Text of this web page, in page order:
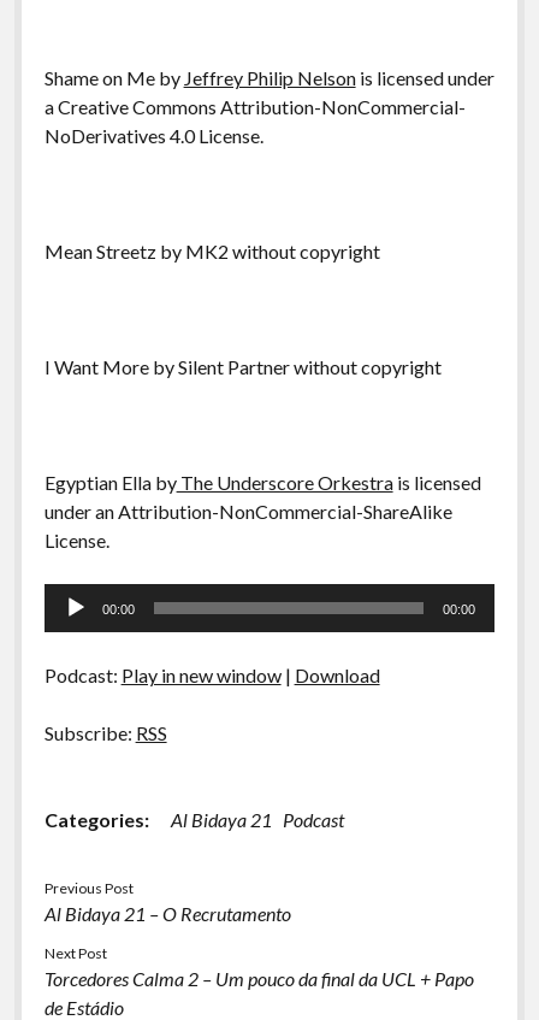
Shame on Me by Jeffrey Philip Nelsonis licensed under
a Creative Commons Attribution-NonCommercial-
NoDerivatives 4.0 License.
Mean Streetz by MK2 without copyright
I Want More by Silent Partner without copyright
Egyptian Ella byThe Underscore Orkestrais licensed
under an Attribution-NonCommercial-ShareAlike
License.
Tocador
00:00 00:00
Podcast: Play in new window| Download
Subscribe: RSS
Categories: Al Bidaya 21 Podcast
Previous Post
Al Bidaya 21 – O Recrutamento
Next Post
Torcedores Calma 2 – Um pouco da final da UCL + Papo
de Estádio